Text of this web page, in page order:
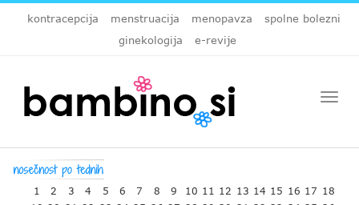
kontracepcija menstruacija menopavza
spolne bolezni
ginekologija
e-revije
1 2 3 4 5 6 7 8 9 10 11 12 13 14 15 16 17 18